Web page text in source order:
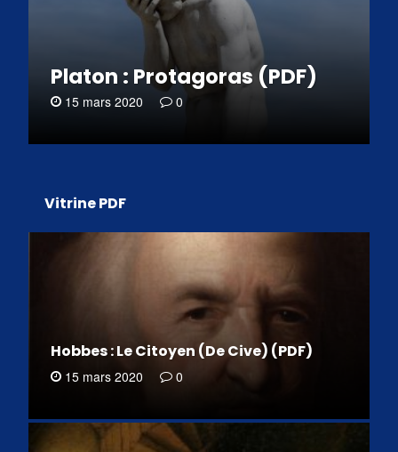
Platon : Protagoras (PDF)
15 mars 2020 0
Vitrine PDF
Hobbes : Le Citoyen (De Cive) (PDF)
15 mars 2020 0